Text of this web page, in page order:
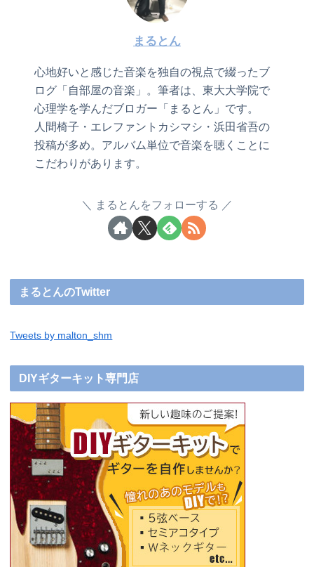
まるとん
心地好いと感じた音楽を独自の視点で綴ったブ
ログ「自部屋の音楽」。筆者は、東大大学院で
心理学を学んだブロガー「まるとん」です。
人間椅子・エレファントカシマシ・浜田省吾の
投稿が多め。アルバム単位で音楽を聴くことに
こだわりがあります。
まるとんをフォローする
まるとんのTwitter
Tweets by malton_shm
DIYギターキット専門店